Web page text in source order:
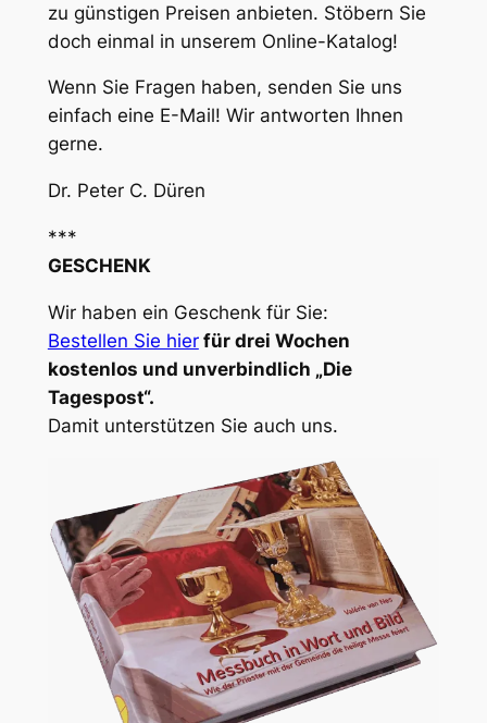
zu günstigen Preisen anbieten. Stöbern Sie
doch einmal in unserem Online-Katalog!
Wenn Sie Fragen haben, senden Sie uns
einfach eine E-Mail! Wir antworten Ihnen
gerne.
Dr. Peter C. Düren
***
GESCHENK
Wir haben ein Geschenk für Sie:
Bestellen Sie hier für drei Wochen
kostenlos und unverbindlich „Die
Tagespost“.
Damit unterstützen Sie auch uns.